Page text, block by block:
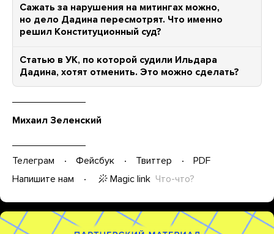
Сажать за нарушения на митингах можно,
но дело Дадина пересмотрят. Что именно
решил Конституционный суд?
Статью в УК, по которой судили Ильдара
Дадина, хотят отменить. Это можно сделать?
Михаил Зеленский
Телеграм Фейсбук Твиттер
PDF
Напишите нам
Magic link Что-что?